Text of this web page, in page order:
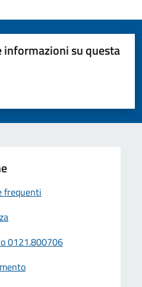
informazioni su questa
su 5
5
frequenti
0121.800706